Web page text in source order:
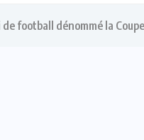
football dénommé la Coupe